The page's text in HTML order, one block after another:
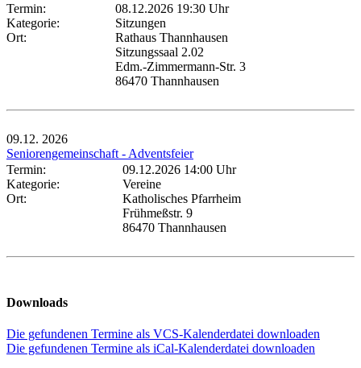
Termin:
08.12.2026 19:30 Uhr
Kategorie:
Sitzungen
Ort:
Rathaus Thannhausen
Sitzungssaal 2.02
Edm.-Zimmermann-Str. 3
86470 Thannhausen
09.12. 2026
Seniorengemeinschaft - Adventsfeier
Termin:
09.12.2026 14:00 Uhr
Kategorie:
Vereine
Ort:
Katholisches Pfarrheim
Frühmeßstr. 9
86470 Thannhausen
Downloads
Die gefundenen Termine als VCS-Kalenderdatei downloaden
Die gefundenen Termine als iCal-Kalenderdatei downloaden